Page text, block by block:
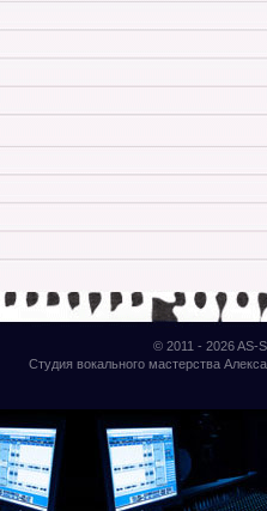
© 2011 - 2026AS-
Студия вокального мастерства